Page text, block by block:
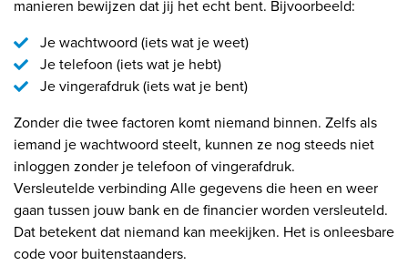
manieren bewijzen dat jij het echt bent. Bijvoorbeeld:
Je wachtwoord (iets wat je weet)
Je telefoon (iets wat je hebt)
Je vingerafdruk (iets wat je bent)
Zonder die twee factoren komt niemand binnen. Zelfs als
iemand je wachtwoord steelt, kunnen ze nog steeds niet
inloggen zonder je telefoon of vingerafdruk.
Versleutelde verbinding Alle gegevens die heen en weer
gaan tussen jouw bank en de financier worden versleuteld.
Dat betekent dat niemand kan meekijken. Het is onleesbare
code voor buitenstaanders.